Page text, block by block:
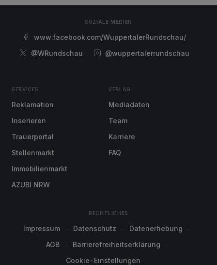
SOZIALE MEDIEN
www.facebook.com/WuppertalerRundschau/
@WRundschau
@wuppertalerrundschau
SERVICES
Reklamation
Inserieren
Trauerportal
Stellenmarkt
Immobilienmarkt
AZUBI NRW
VERLAG
Mediadaten
Team
Karriere
FAQ
RECHTLICHES
Impressum Datenschutz
Datenerhebung
AGB
Barrierefreiheitserklärung
Cookie-Einstellungen